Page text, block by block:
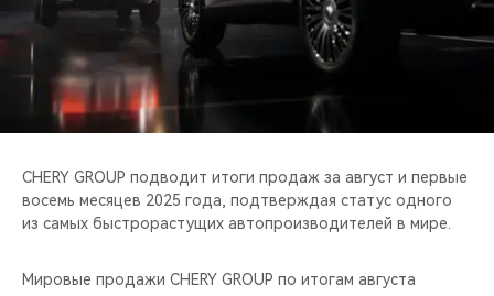
CHERY И СПОРТ
НАШИ МЕРОПРИЯТИЯ
ВИДЕООБЗОРЫ
CHERY ДЛЯ ДЕТЕЙ
CHERY GROUP подводит итоги продаж за август и первые
восемь месяцев 2025 года, подтверждая статус одного
из самых быстрорастущих автопроизводителей в мире.
Мировые продажи CHERY GROUP по итогам августа